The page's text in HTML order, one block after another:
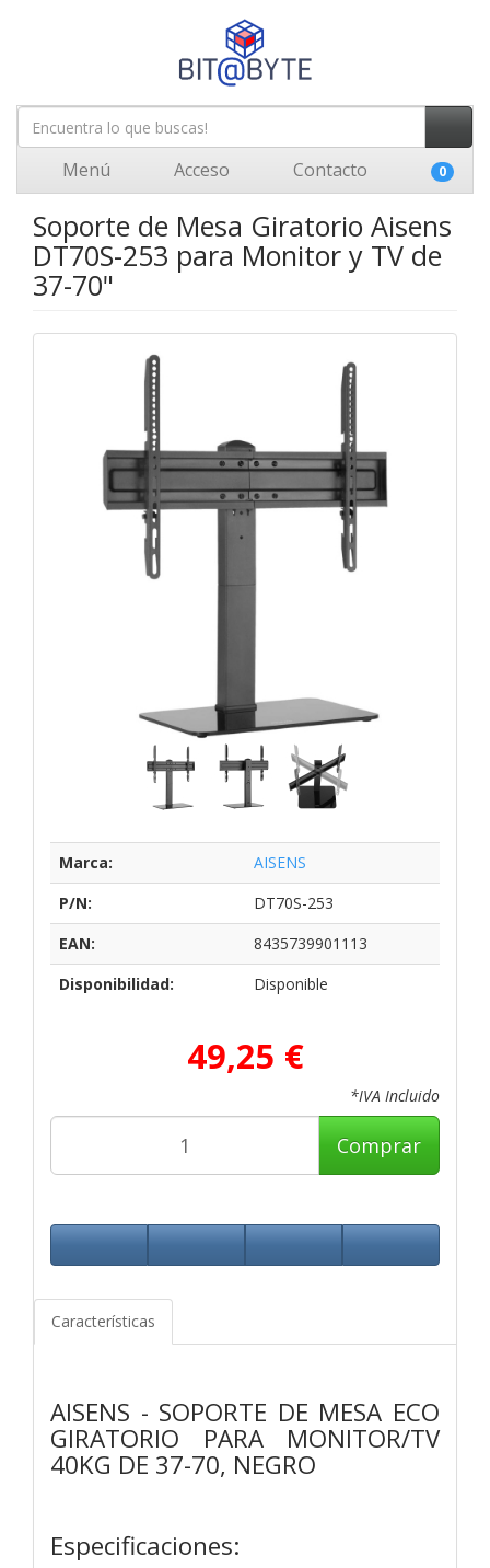
Menú Acceso Contacto 0
Soporte de Mesa Giratorio Aisens
DT70S-253 para Monitor y TV de
37-70"
Marca:
AISENS
P/N:
DT70S-253
EAN:
8435739901113
Disponibilidad:
Disponible
49,25 €
*IVA Incluido
Comprar
Características
AISENS - SOPORTE DE MESA ECO
GIRATORIO PARA MONITOR/TV
40KG DE 37-70, NEGRO
Especificaciones: